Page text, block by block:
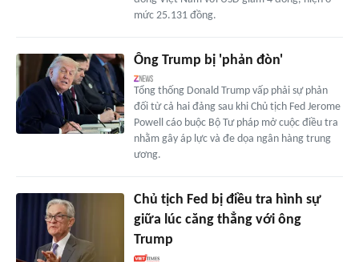
mức 25.131 đồng.
Ông Trump bị 'phản đòn'
Tổng thống Donald Trump vấp phải sự phản
đối từ cả hai đảng sau khi Chủ tịch Fed Jerome
Powell cáo buộc Bộ Tư pháp mở cuộc điều tra
nhằm gây áp lực và đe dọa ngân hàng trung
ương.
Chủ tịch Fed bị điều tra hình sự
giữa lúc căng thẳng với ông
Trump